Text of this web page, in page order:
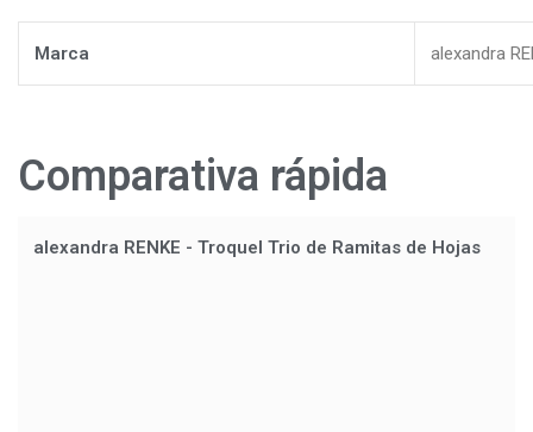
Marca alexandra
Comparativa rápida
alexandra RENKE - Troquel Trio de Ramitas de Hojas